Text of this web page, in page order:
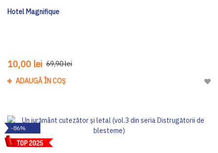
Hotel Magnifique
10,00 lei 69,90 lei
ADAUGĂ ÎN COȘ
-86%